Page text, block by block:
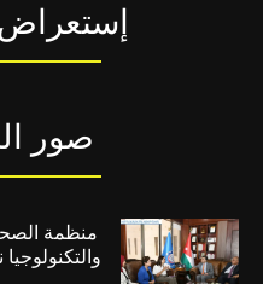
صور
منظمة